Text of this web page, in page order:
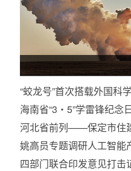
“蛟龙号”首次搭载外国科
海南省“3・5”学雷锋纪
河北省前列——保定市住
姚高员专题调研人工智能
四部门联合印发意见打击